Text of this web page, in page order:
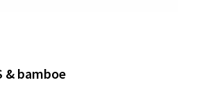
& bamboe